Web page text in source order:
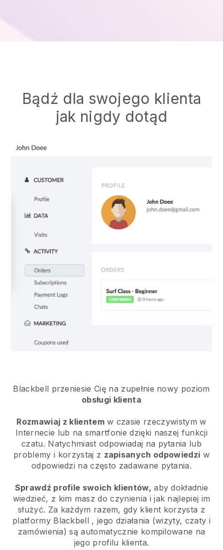
Bądź dla swojego klienta
jak nigdy dotąd
Blackbell przeniesie Cię na zupełnie nowy poziom
obsługi klienta
Rozmawiaj z klientemw czasie rzeczywistym w
Internecie lub na smartfonie dzięki naszej funkcji
czatu. Natychmiast odpowiadaj na pytania lub
problemy i korzystaj z zapisanych odpowiedzi w
odpowiedzi na często zadawane pytania.
Sprawdź profile swoich klientów, aby dokładnie
wiedzieć, z kim masz do czynienia i jak najlepiej im
służyć. Za każdym razem, gdy klient korzysta z
platformy Blackbell , jego działania (wizyty, czaty i
zamówienia) są automatycznie kompilowane na
jego profilu klienta.